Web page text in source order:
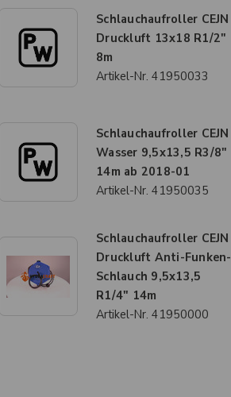
Schlauchaufroller CEJN
Druckluft 13x18 R1/2"
8m
Artikel-Nr. 41950033
Schlauchaufroller CEJN
Wasser 9,5x13,5 R3/8"
14m ab 2018-01
Artikel-Nr. 41950035
Schlauchaufroller CEJN
Druckluft Anti-Funken-
Schlauch 9,5x13,5
R1/4" 14m
Artikel-Nr. 41950000